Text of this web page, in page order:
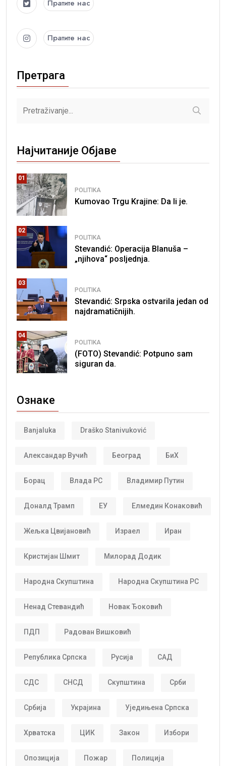
Пратите нас
Пратите нас
Претрага
Најчитаније Објаве
01
POLITIKA
Kumovao Trgu Krajine: Da li je.
02
POLITIKA
Stevandić: Operacija Blanuša –
„njihova“ posljednja.
03
POLITIKA
Stevandić: Srpska ostvarila jedan od
najdramatičnijih.
04
POLITIKA
(FOTO) Stevandić: Potpuno sam
siguran da.
Ознаке
Banjaluka Draško Stanivuković
Александар Вучић Београд БиХ
Борац Влада РС Владимир Путин
Доналд Трамп ЕУ Елмедин Конаковић
Жељка Цвијановић Израел Иран
Кристијан Шмит Милорад Додик
Народна Скупштина Народна Скупштина РС
Ненад Стевандић Новак Ђоковић
ПДП Радован Вишковић
Република Српска Русија САД
СДС СНСД Скупштина Срби
Србија Украјина Уједињена Српска
Хрватска ЦИК Закон Избори
Опозиција Пожар Полиција